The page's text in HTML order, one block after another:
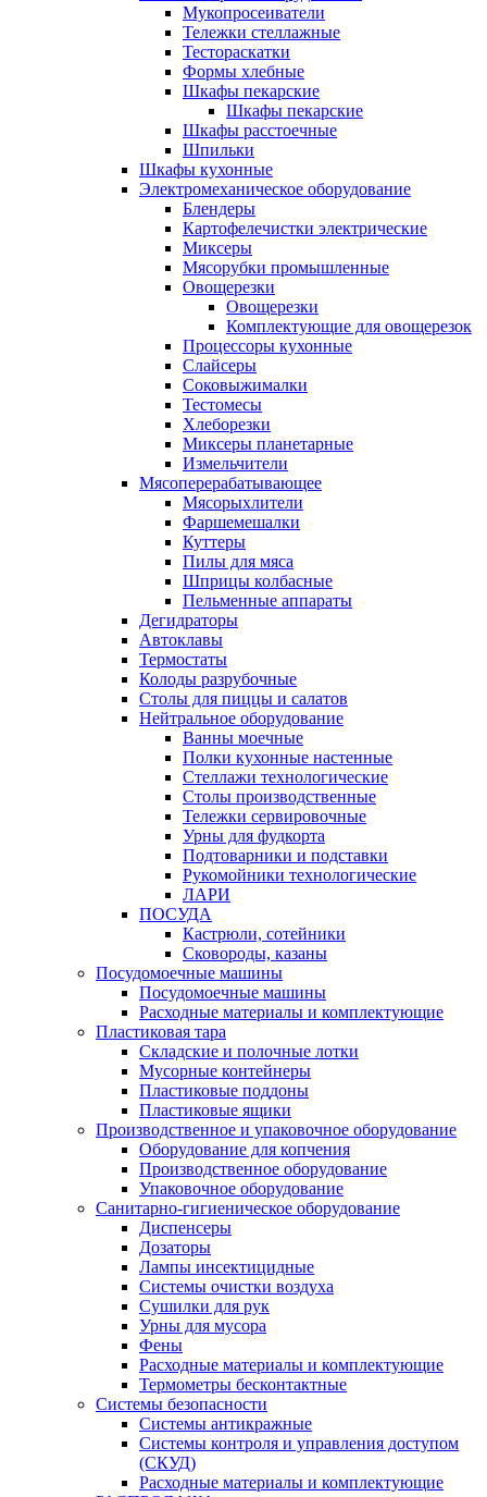
Мукопросеиватели
Тележки стеллажные
Тестораскатки
Формы хлебные
Шкафы пекарские
Шкафы пекарские
Шкафы расстоечные
Шпильки
Шкафы кухонные
Электромеханическое оборудование
Блендеры
Картофелечистки электрические
Миксеры
Мясорубки промышленные
Овощерезки
Овощерезки
Комплектующие для овощерезок
Процессоры кухонные
Слайсеры
Соковыжималки
Тестомесы
Хлеборезки
Миксеры планетарные
Измельчители
Мясоперерабатывающее
Мясорыхлители
Фаршемешалки
Куттеры
Пилы для мяса
Шприцы колбасные
Пельменные аппараты
Дегидраторы
Автоклавы
Термостаты
Колоды разрубочные
Столы для пиццы и салатов
Нейтральное оборудование
Ванны моечные
Полки кухонные настенные
Стеллажи технологические
Столы производственные
Тележки сервировочные
Урны для фудкорта
Подтоварники и подставки
Рукомойники технологические
ЛАРИ
ПОСУДА
Кастрюли, сотейники
Сковороды, казаны
Посудомоечные машины
Посудомоечные машины
Расходные материалы и комплектующие
Пластиковая тара
Складские и полочные лотки
Мусорные контейнеры
Пластиковые поддоны
Пластиковые ящики
Производственное и упаковочное оборудование
Оборудование для копчения
Производственное оборудование
Упаковочное оборудование
Санитарно-гигиеническое оборудование
Диспенсеры
Дозаторы
Лампы инсектицидные
Системы очистки воздуха
Сушилки для рук
Урны для мусора
Фены
Расходные материалы и комплектующие
Термометры бесконтактные
Системы безопасности
Системы антикражные
Системы контроля и управления доступом
(СКУД)
Расходные материалы и комплектующие